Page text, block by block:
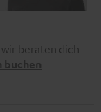
wir beraten dich
buchen